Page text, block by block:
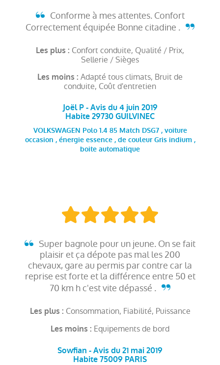
Conforme à mes attentes. Confort
Correctement équipée Bonne citadine .
Les plus : Confort conduite, Qualité / Prix,
Sellerie / Sièges
Les moins : Adapté tous climats, Bruit de
conduite, Coût d'entretien
Joël P - Avis du 4 juin 2019
Habite 29730 GUILVINEC
VOLKSWAGEN Polo 1.4 85 Match DSG7 , voiture
occasion , énergie essence , de couleur Gris indium ,
boite automatique
Super bagnole pour un jeune. On se fait
plaisir et ça dépote pas mal les 200
chevaux, gare au permis par contre car la
reprise est forte et la différence entre 50 et
70 km h c'est vite dépassé .
Les plus : Consommation, Fiabilité, Puissance
Les moins : Equipements de bord
Sowfian - Avis du 21 mai 2019
Habite 75009 PARIS